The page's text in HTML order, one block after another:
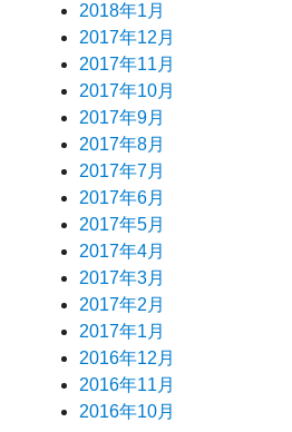
2018年1月
2017年12月
2017年11月
2017年10月
2017年9月
2017年8月
2017年7月
2017年6月
2017年5月
2017年4月
2017年3月
2017年2月
2017年1月
2016年12月
2016年11月
2016年10月